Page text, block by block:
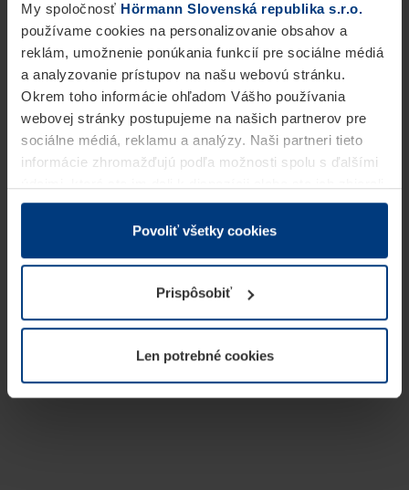
My spoločnosť Hörmann Slovenská republika s.r.o.
používame cookies na personalizovanie obsahov a
reklám, umožnenie ponúkania funkcií pre sociálne médiá
a analyzovanie prístupov na našu webovú stránku.
Okrem toho informácie ohľadom Vášho používania
webovej stránky postupujeme na našich partnerov pre
sociálne médiá, reklamu a analýzy. Naši partneri tieto
informácie zhromažďujú podľa možnosti spolu s ďalšími
v rámci Vášho využívania služieb.
Z právneho hľadiska môžeme cookies ukladať na Vašom
prevádzku tejto stránky. Pre všetky ostatné typy cookie
potrebujeme Vaše povolenie. Vaše povolenie môžete
kedykoľvek zmeniť alebo odvolať vo vysvetlení cookie
našej webovej stránky.
Povoliť všetky cookies
Prispôsobiť
Len potrebné cookies